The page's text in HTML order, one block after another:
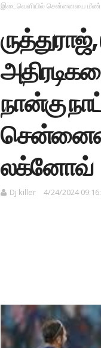
இடைவெளியில் சென்னையை
நான்கு
லக்னோவ்
Dj killer 4/24/2024